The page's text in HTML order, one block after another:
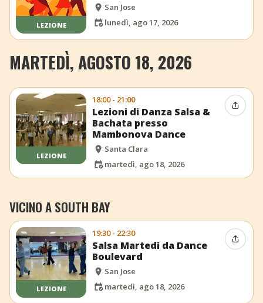
LEZIONE
San Jose
lunedì, ago 17, 2026
MARTEDÌ, AGOSTO 18, 2026
LEZIONE
18:00 - 21:00
Lezioni di Danza Salsa &
Bachata presso
Mambonova Dance
Santa Clara
martedì, ago 18, 2026
VICINO A SOUTH BAY
LEZIONE
19:30 - 22:30
Salsa Martedì da Dance
Boulevard
San Jose
martedì, ago 18, 2026